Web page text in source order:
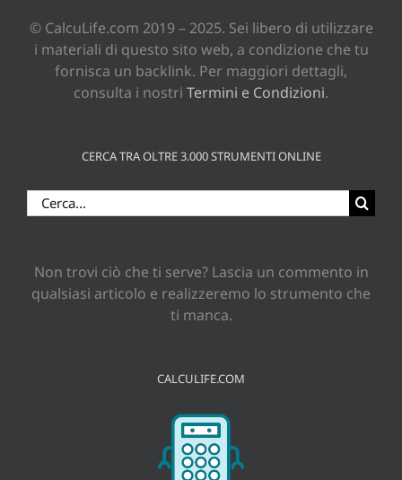
© CalcuLife.com 2019 – 2025. Sei libero di utilizzare
i materiali di questo sito web, a condizione che tu
fornisca un backlink. Per maggiori dettagli,
consulta i nostri Termini e Condizioni.
CERCA TRA OLTRE 3.000 STRUMENTI ONLINE
Cerca
per:
Non trovi ciò che ti serve? Lascia un commento in
qualsiasi articolo e realizzeremo lo strumento che
ti manca.
CALCULIFE.COM